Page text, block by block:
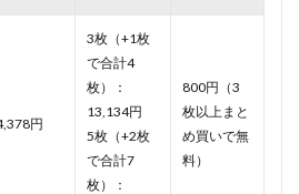
円
3枚（+1枚
で合計4
枚）：
13,134円
5枚（+2枚
で合計7
枚）：
800円（3
枚以上まと
め買いで無
料）